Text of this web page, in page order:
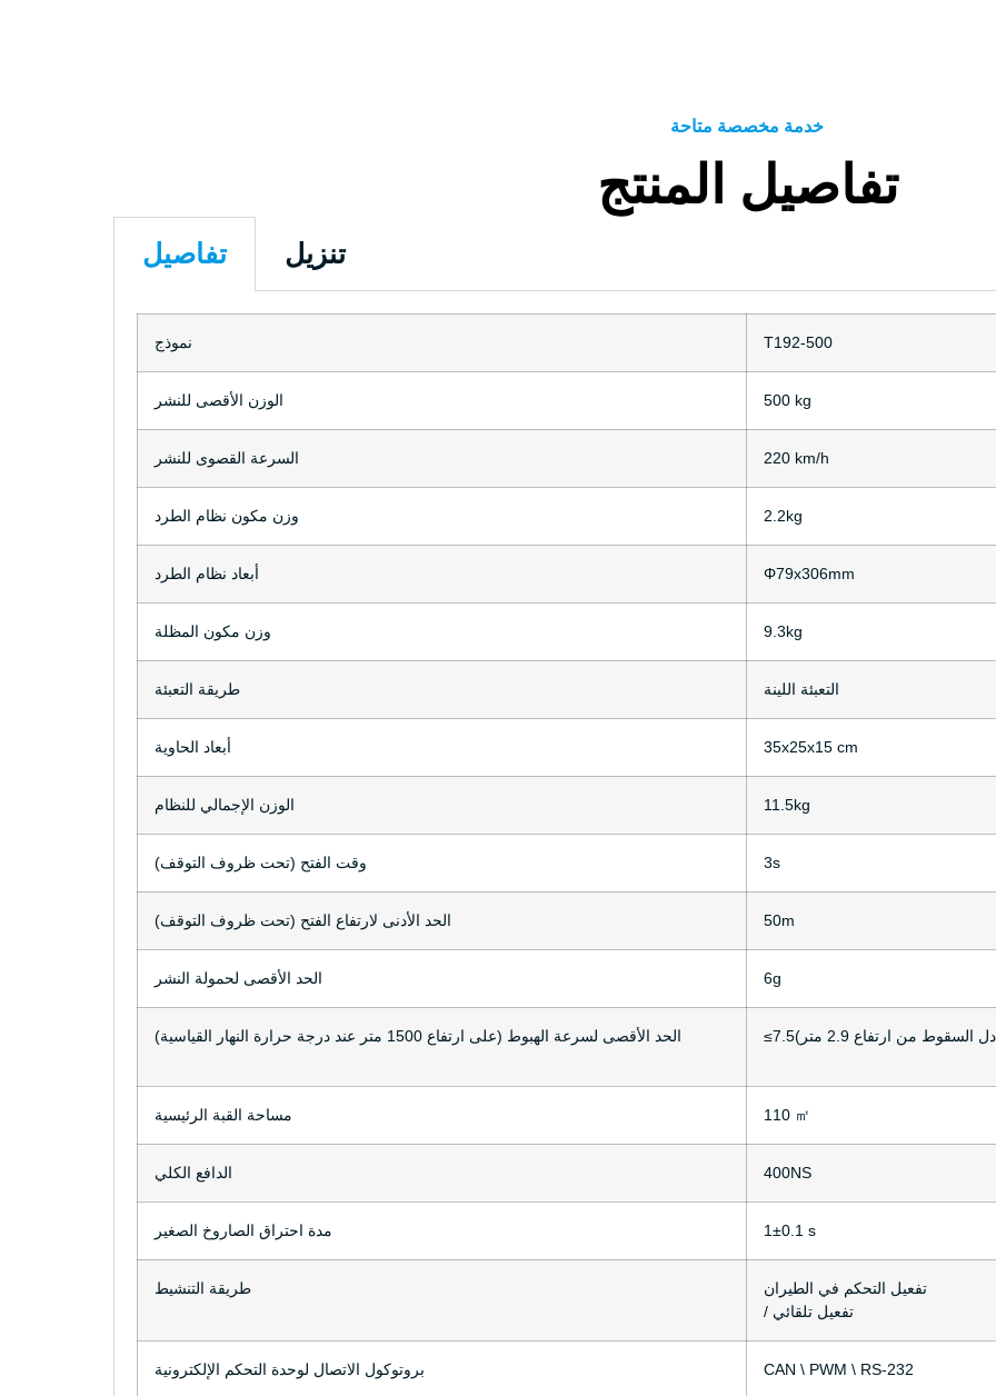
خدمة مخصصة متاحة
تفاصيل المنتج
تفاصيل تنزيل
نموذج T192-500
الوزن الأقصى للنشر 500 kg
السرعة القصوى للنشر 220 km/h
وزن مكون نظام الطرد 2.2kg
أبعاد نظام الطرد Φ79x306mm
وزن مكون المظلة 9.3kg
طريقة التعبئة التعبئة اللينة
أبعاد الحاوية 35x25x15 cm
الوزن الإجمالي للنظام 11.5kg
وقت الفتح (تحت ظروف التوقف) 3s
الحد الأدنى لارتفاع الفتح (تحت ظروف التوقف) 50m
الحد الأقصى لحمولة النشر 6g
الحد الأقصى لسرعة الهبوط (على ارتفاع 1500 متر عند درجة حرارة النهار القياسية) السقوط من ارتفاع 2.9 متر)
مساحة القبة الرئيسية 110 ㎡
الدافع الكلي 400NS
مدة احتراق الصاروخ الصغير 1±0.1 s
طريقة التنشيط
تفعيل التحكم في الطيران
/ تفعيل تلقائي
بروتوكول الاتصال لوحدة التحكم الإلكترونية CAN \ PWM \ RS-232